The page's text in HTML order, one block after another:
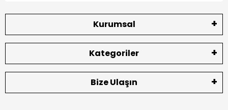
Kurumsal
Kategoriler
Bize Ulaşın